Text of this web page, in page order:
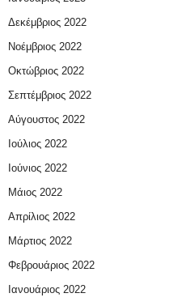
Δεκέμβριος 2022
Νοέμβριος 2022
Οκτώβριος 2022
Σεπτέμβριος 2022
Αύγουστος 2022
Ιούλιος 2022
Ιούνιος 2022
Μάιος 2022
Απρίλιος 2022
Μάρτιος 2022
Φεβρουάριος 2022
Ιανουάριος 2022